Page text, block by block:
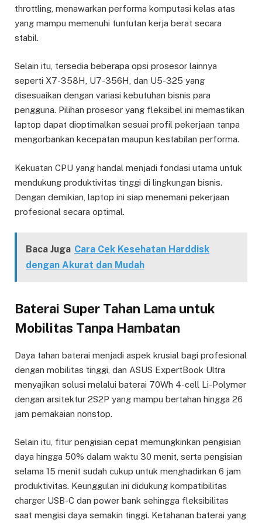
throttling, menawarkan performa komputasi kelas atas
yang mampu memenuhi tuntutan kerja berat secara
stabil.
Selain itu, tersedia beberapa opsi prosesor lainnya
seperti X7-358H, U7-356H, dan U5-325 yang
disesuaikan dengan variasi kebutuhan bisnis para
pengguna. Pilihan prosesor yang fleksibel ini memastikan
laptop dapat dioptimalkan sesuai profil pekerjaan tanpa
mengorbankan kecepatan maupun kestabilan performa.
Kekuatan CPU yang handal menjadi fondasi utama untuk
mendukung produktivitas tinggi di lingkungan bisnis.
Dengan demikian, laptop ini siap menemani pekerjaan
profesional secara optimal.
Baca Juga Cara Cek Kesehatan Harddisk
dengan Akurat dan Mudah
Baterai Super Tahan Lama untuk
Mobilitas Tanpa Hambatan
Daya tahan baterai menjadi aspek krusial bagi profesional
dengan mobilitas tinggi, dan ASUS ExpertBook Ultra
menyajikan solusi melalui baterai 70Wh 4-cell Li-Polymer
dengan arsitektur 2S2P yang mampu bertahan hingga 26
jam pemakaian nonstop.
Selain itu, fitur pengisian cepat memungkinkan pengisian
daya hingga 50% dalam waktu 30 menit, serta pengisian
selama 15 menit sudah cukup untuk menghadirkan 6 jam
produktivitas. Keunggulan ini didukung kompatibilitas
charger USB-C dan power bank sehingga fleksibilitas
saat mengisi daya semakin tinggi. Ketahanan baterai yang